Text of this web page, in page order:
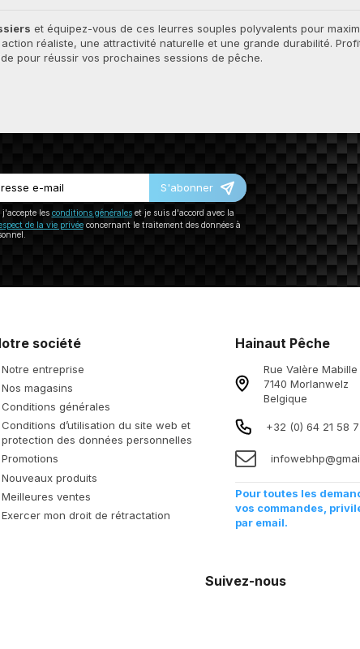
et équipez-vous de ces leurres souples polyvalents pour
réaliste, une attractivité naturelle et une grande durabilité.
pour réussir vos prochaines sessions de pêche.
S'abonner
les conditions généraleset je suis d'accord avec la
de la vie privéeconcernant le traitement des données à
société
Notre entreprise
Nos magasins
Conditions générales
Conditions d’utilisation du site web et
protection des données personnelles
Promotions
Nouveaux produits
Meilleures ventes
Exercer mon droit de rétractation
Hainaut Pêche
Rue Valère
7140 Morlanwelz
Belgique
+32 (0) 64 21 58
Pour toutes les
vos commandes,
par email.
Suivez-nous